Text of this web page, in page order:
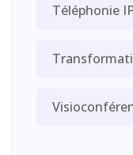
Téléphonie